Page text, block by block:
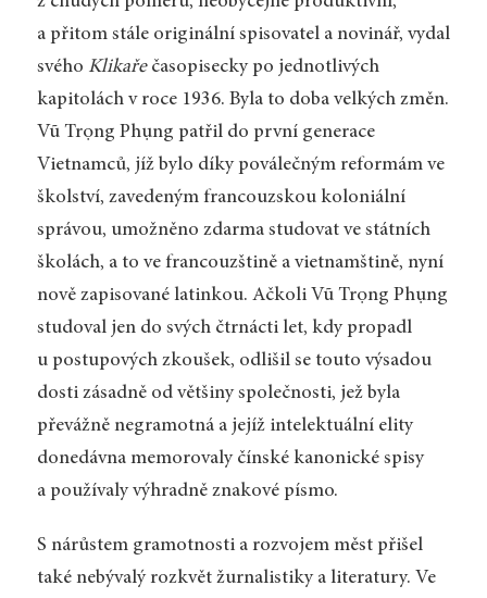
a přitom stále originální spisovatel a novinář, vydal
svého Klikařečasopisecky po jednotlivých
kapitolách v roce 1936. Byla to doba velkých změn.
Vũ Trọng Phụng patřil do první generace
Vietnamců, jíž bylo díky poválečným reformám ve
školství, zavedeným francouzskou koloniální
správou, umožněno zdarma studovat ve státních
školách, a to ve francouzštině a vietnamštině, nyní
nově zapisované latinkou. Ačkoli Vũ Trọng Phụng
studoval jen do svých čtrnácti let, kdy propadl
u postupových zkoušek, odlišil se touto výsadou
dosti zásadně od většiny společnosti, jež byla
převážně negramotná a jejíž intelektuální elity
donedávna memorovaly čínské kanonické spisy
a používaly výhradně znakové písmo.
S nárůstem gramotnosti a rozvojem měst přišel
také nebývalý rozkvět žurnalistiky a literatury. Ve